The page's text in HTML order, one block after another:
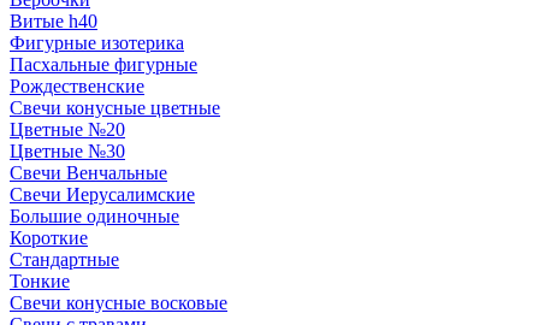
Витые h40
Фигурные изотерика
Пасхальные фигурные
Рождественские
Свечи конусные цветные
Цветные №20
Цветные №30
Свечи Венчальные
Свечи Иерусалимские
Большие одиночные
Короткие
Стандартные
Тонкие
Свечи конусные восковые